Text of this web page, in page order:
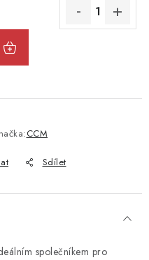
CCM
Sdílet
společníkem pro